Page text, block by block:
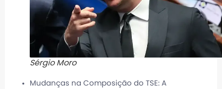
Sérgio Moro
Mudanças na Composição do TSE: A